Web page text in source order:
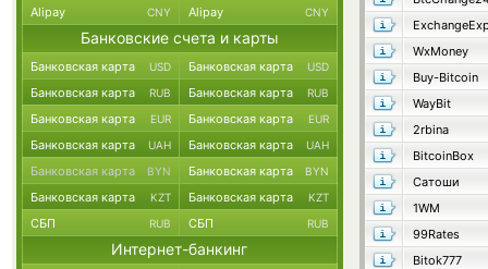
WxMoney
Buy-Bitcoin
WayBit
2rbina
BitcoinBox
Сатоши
1WM
99Rates
Bitok777
Alipay CNY Alipay CNY
Банковские счета и карты
Банковская карта USD Банковская карта USD
Банковская карта RUB Банковская карта RUB
Банковская карта EUR Банковская карта EUR
Банковская карта UAH Банковская карта UAH
Банковская карта BYN Банковская карта BYN
Банковская карта KZT Банковская карта KZT
СБП RUB СБП RUB
Интернет-банкинг